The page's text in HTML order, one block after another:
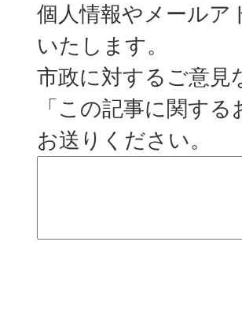
個人情報やメールア
いたします。
市政に対するご意見
「この記事に関す
お送りください。